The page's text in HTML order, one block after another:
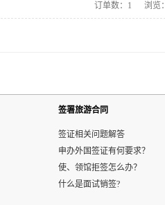
订单数： 1 浏览：
签署旅游合同
签证相关问题解答
申办外国签证有何要求？
使、领馆拒签怎么办？
什么是面试销签?